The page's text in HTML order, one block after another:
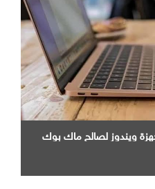
ويندوز لصالح ماك بوك